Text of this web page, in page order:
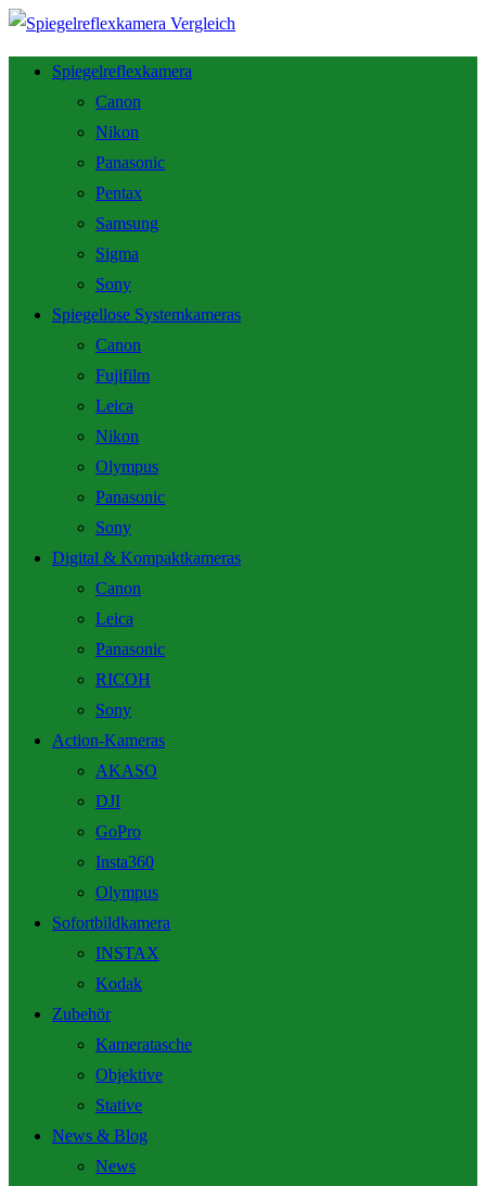
Spiegelreflexkamera
Canon
Nikon
Panasonic
Pentax
Samsung
Sigma
Sony
Spiegellose Systemkameras
Canon
Fujifilm
Leica
Nikon
Olympus
Panasonic
Sony
Digital & Kompaktkameras
Canon
Leica
Panasonic
RICOH
Sony
Action-Kameras
AKASO
DJI
GoPro
Insta360
Olympus
Sofortbildkamera
INSTAX
Kodak
Zubehör
Kameratasche
Objektive
Stative
News & Blog
News